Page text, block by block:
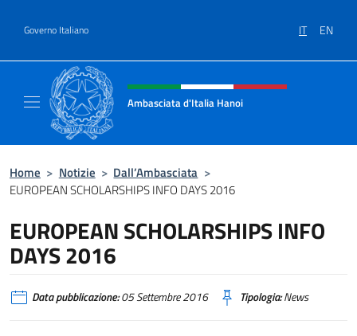
Governo Italiano IT EN
Intestazione sito, social e menù
Ambasciata d'Italia Hanoi
Home > Notizie > Dall’Ambasciata >
EUROPEAN SCHOLARSHIPS INFO DAYS 2016
EUROPEAN SCHOLARSHIPS INFO
DAYS 2016
Data pubblicazione:05 Settembre 2016 Tipologia:News